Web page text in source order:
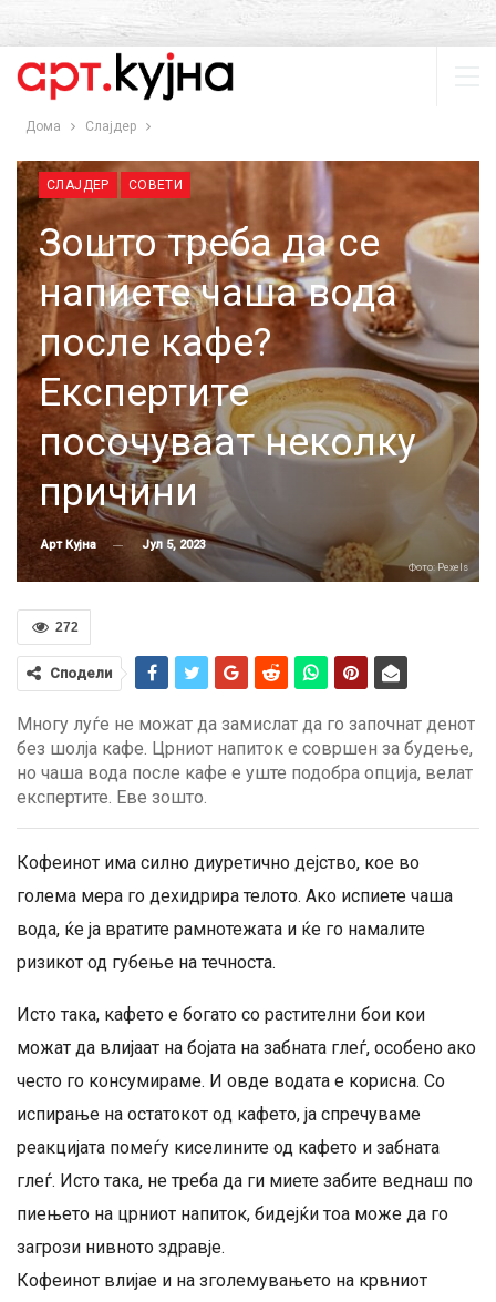
Дома Слајдер
СЛАЈДЕР СОВЕТИ
Зошто треба да се
напиете чаша вода
после кафе?
Експертите
посочуваат неколку
причини
Арт Кујна Јул 5, 2023
Фото: Pexels
272
Сподели
Многу луѓе не можат да замислат да го започнат денот
без шолја кафе. Црниот напиток е совршен за будење,
но чаша вода после кафе е уште подобра опција, велат
експертите. Еве зошто.
Кофеинот има силно диуретично дејство, кое во
голема мера го дехидрира телото. Ако испиете чаша
вода, ќе ја вратите рамнотежата и ќе го намалите
ризикот од губење на течноста.
Исто така, кафето е богато со растителни бои кои
можат да влијаат на бојата на забната глеѓ, особено ако
често го консумираме. И овде водата е корисна. Со
испирање на остатокот од кафето, ја спречуваме
реакцијата помеѓу киселините од кафето и забната
глеѓ. Исто така, не треба да ги миете забите веднаш по
пиењето на црниот напиток, бидејќи тоа може да го
загрози нивното здравје.
Кофеинот влијае и на зголемувањето на крвниот